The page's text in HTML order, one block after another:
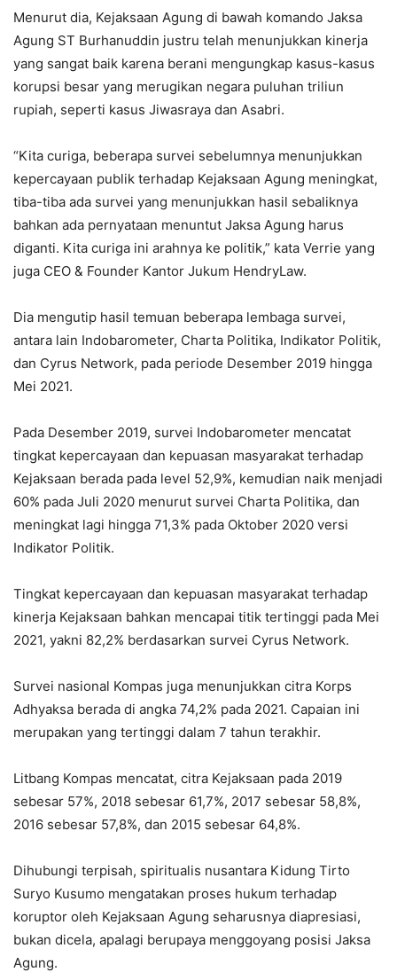
Menurut dia, Kejaksaan Agung di bawah komando Jaksa
Agung ST Burhanuddin justru telah menunjukkan kinerja
yang sangat baik karena berani mengungkap kasus-kasus
korupsi besar yang merugikan negara puluhan triliun
rupiah, seperti kasus Jiwasraya dan Asabri.
“Kita curiga, beberapa survei sebelumnya menunjukkan
kepercayaan publik terhadap Kejaksaan Agung meningkat,
tiba-tiba ada survei yang menunjukkan hasil sebaliknya
bahkan ada pernyataan menuntut Jaksa Agung harus
diganti. Kita curiga ini arahnya ke politik,” kata Verrie yang
juga CEO & Founder Kantor Jukum HendryLaw.
Dia mengutip hasil temuan beberapa lembaga survei,
antara lain Indobarometer, Charta Politika, Indikator Politik,
dan Cyrus Network, pada periode Desember 2019 hingga
Mei 2021.
Pada Desember 2019, survei Indobarometer mencatat
tingkat kepercayaan dan kepuasan masyarakat terhadap
Kejaksaan berada pada level 52,9%, kemudian naik menjadi
60% pada Juli 2020 menurut survei Charta Politika, dan
meningkat lagi hingga 71,3% pada Oktober 2020 versi
Indikator Politik.
Tingkat kepercayaan dan kepuasan masyarakat terhadap
kinerja Kejaksaan bahkan mencapai titik tertinggi pada Mei
2021, yakni 82,2% berdasarkan survei Cyrus Network.
Survei nasional Kompas juga menunjukkan citra Korps
Adhyaksa berada di angka 74,2% pada 2021. Capaian ini
merupakan yang tertinggi dalam 7 tahun terakhir.
Litbang Kompas mencatat, citra Kejaksaan pada 2019
sebesar 57%, 2018 sebesar 61,7%, 2017 sebesar 58,8%,
2016 sebesar 57,8%, dan 2015 sebesar 64,8%.
Dihubungi terpisah, spiritualis nusantara Kidung Tirto
Suryo Kusumo mengatakan proses hukum terhadap
koruptor oleh Kejaksaan Agung seharusnya diapresiasi,
bukan dicela, apalagi berupaya menggoyang posisi Jaksa
Agung.